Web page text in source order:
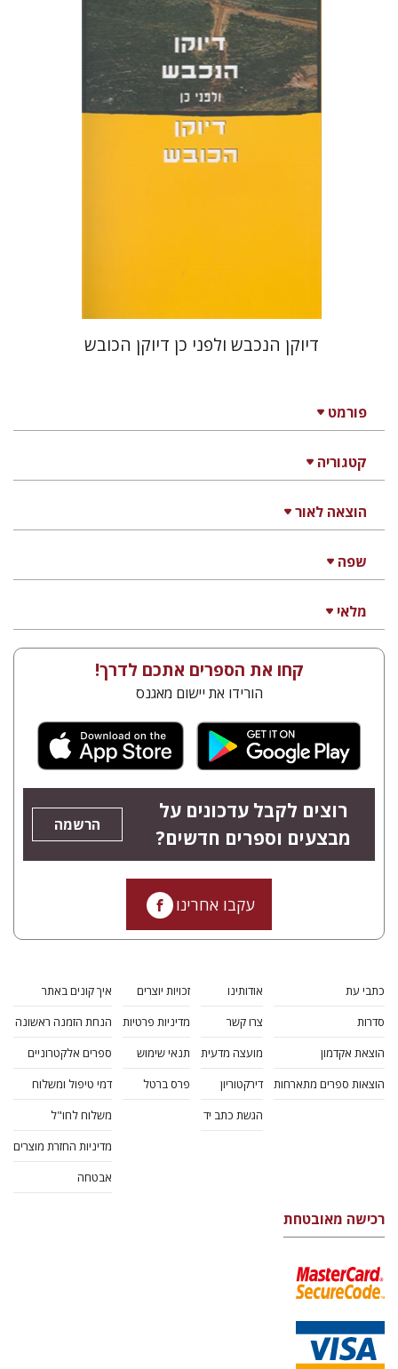
פורמט
קטגוריה
הוצאה לאור
שפה
מלאי
אלבר ממי
דפנה לביא
אבנר להב
דיוקן הנכבש ולפני כן דיוקן הכובש
קחו את הספרים אתכם לדרך!
הורידו את יישום מאגנס
רוצים לקבל עדכונים על
מבצעים וספרים חדשים?
הרשמה
עקבו אחרינו
כתבי עת
סדרות
הוצאת אקדמון
הוצאות ספרים מתארחות
אודותינו
צרו קשר
מועצה מדעית
דירקטוריון
הגשת כתב יד
זכויות יוצרים
מדיניות פרטיות
תנאי שימוש
פרס ברטל
איך קונים באתר
הנחת הזמנה ראשונה
ספרים אלקטרוניים
דמי טיפול ומשלוח
משלוח לחו"ל
מדיניות החזרת מוצרים
אבטחה
רכישה מאובטחת